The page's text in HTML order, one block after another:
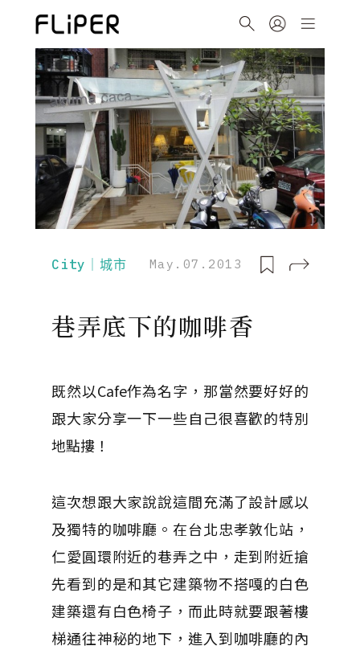
City｜城市 May.07.2013
巷弄底下的咖啡香
既然以Cafe作為名字，那當然要好好的
跟大家分享一下一些自己很喜歡的特別
地點摟！
這次想跟大家說說這間充滿了設計感以
及獨特的咖啡廳。在台北忠孝敦化站，
仁愛圓環附近的巷弄之中，走到附近搶
先看到的是和其它建築物不搭嘎的白色
建築還有白色椅子，而此時就要跟著樓
梯通往神秘的地下，進入到咖啡廳的內